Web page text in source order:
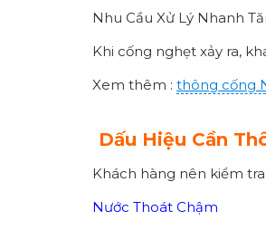
Nhu Cầu Xử Lý Nhanh
Khi cống nghẹt xảy ra,
Xem thêm : thông cống
Dấu Hiệu Cần
Khách hàng nên kiểm
Nước Thoát Chậm